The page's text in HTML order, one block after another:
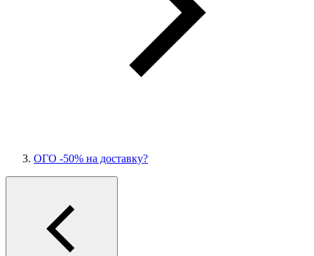
ОГО -50% на доставку?